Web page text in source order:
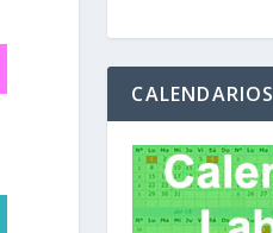
CALENDARIOS